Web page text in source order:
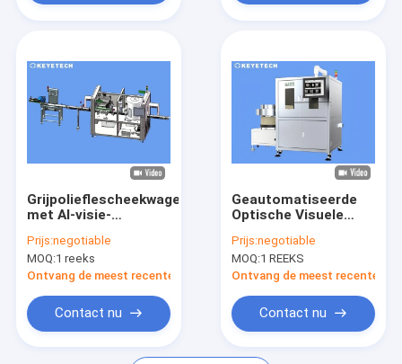
Producten
Ongeveer ons
Nieuws
Verzoek om een Citaat
Grijpolieflescheekwager
met AI-visie-
Prijs:negotiable
MOQ:1 reeks
Ontvang de meest recente Prijs
Contact nu
Geautomatiseerde
Optische Visuele
voor Rubberen
Ringen met HMI-
ondersteuning
Prijs:negotiable
MOQ:1 REEKS
Ontvang de meest recente
Contact nu